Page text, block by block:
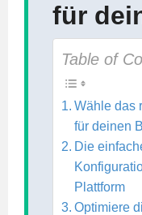
für
Table of
Wähle das
für deinen
Die
Plattform
Optimiere